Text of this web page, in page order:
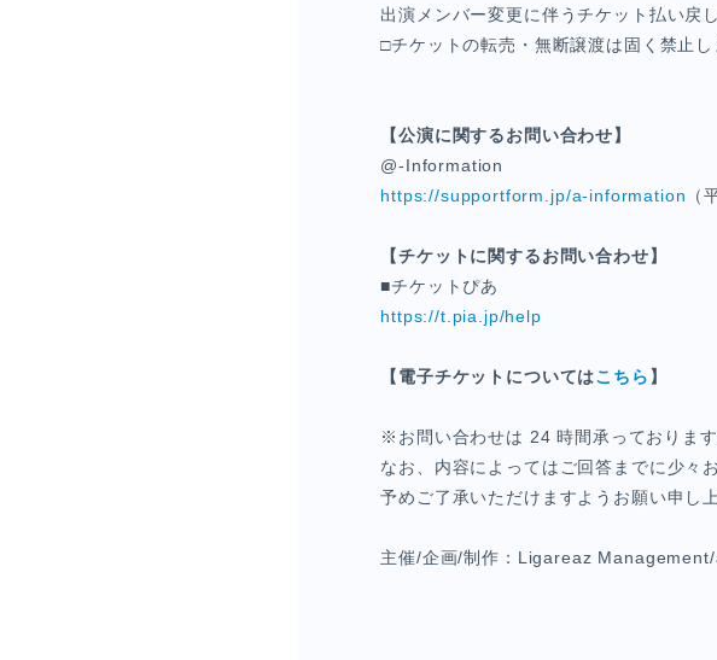
出演メンバー変更に伴うチケット払い戻
□チケットの転売・無断譲渡は固く禁止し
【公演に関するお問い合わせ】
@-Information
https://supportform.jp/a-information （
【チケットに関するお問い合わせ】
■チケットぴあ
https://t.pia.jp/help
【電子チケットについてはこちら 】
※お問い合わせは 24 時間承っておりま
なお、内容によってはご回答までに少々
予めご了承いただけますようお願い申し
主催/企画/制作：Ligareaz